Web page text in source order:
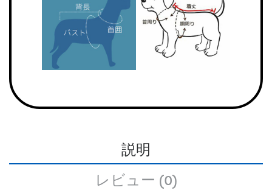
説明
レビュー (0)